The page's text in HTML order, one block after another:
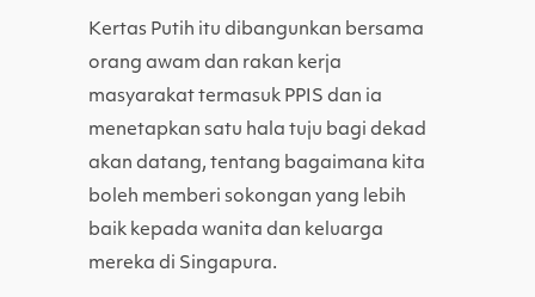
Kertas Putih itu dibangunkan bersama
orang awam dan rakan kerja
masyarakat termasuk PPIS dan ia
menetapkan satu hala tuju bagi dekad
akan datang, tentang bagaimana kita
boleh memberi sokongan yang lebih
baik kepada wanita dan keluarga
mereka di Singapura.